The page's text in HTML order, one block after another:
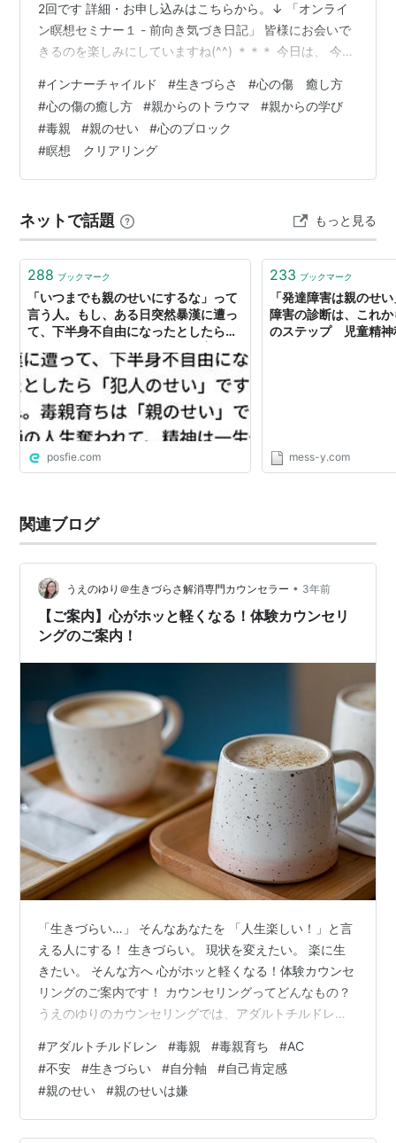
2回です 詳細・お申し込みはこちらから。↓ 「オンライ
ン瞑想セミナー１ - 前向き気づき日記」 皆様にお会いで
きるのを楽しみにしていますね(^^) ＊＊＊ 今日は、 今の
ブロックと向き合っていくと見えてくる インナーチャイ
ルドの傷についてや、 その傷の癒やし方についてお話し
したいと思います。 親から受けた言葉や誰かにされたこ
とにより 自分は傷ついた、とわかっても、 それだけでは
癒せません。 そこに気づくことは入り口で、 そこか…
#インナーチャイルド #生きづらさ #心の傷 癒し方
#心の傷の癒し方 #親からのトラウマ #親からの学び
#毒親 #親のせい #心のブロック
#瞑想 クリアリング
ネットで話題 もっと見る
288 ブックマーク
「いつまでも親のせいにするな」って
言う人。もし、ある日突然暴漢に遭っ
て、下半身不自由になったとしたら
「親のせい」で普通の人生奪われて、
精神は一生傷つき、身体的にも脳が損
傷してます。「親のせい」です。
posfie.com
233 ブックマーク
「発達障害は親のせ
障害の診断は、これ
のステップ 児童精神
mess-y.com
関連ブログ
うえのゆり＠生きづらさ解消専門カウンセラー • 3年前
【ご案内】心がホッと軽くなる！体験カウンセリ
ングのご案内！
「生きづらい…」 そんなあなたを 「人生楽しい！」と言
える人にする！ 生きづらい。 現状を変えたい。 楽に生
きたい。 そんな方へ 心がホッと軽くなる！体験カウンセ
リングのご案内です！ カウンセリングってどんなもの？
うえのゆりのカウンセリングでは、アダルトチルドレン
セリングです。 安心して、話を聞いてもらう経験を通し
て、自分自身を肯定できるようになる。 目の前の問題を
解決するために、生きづらさを作る価値観を洗い出し、
生きづらさの原因となる考え方を修正していく。 そし
#アダルトチルドレン #毒親 #毒親育ち #AC
#不安 #生きづらい #自分軸 #自己肯定感
#親のせい #親のせいは嫌